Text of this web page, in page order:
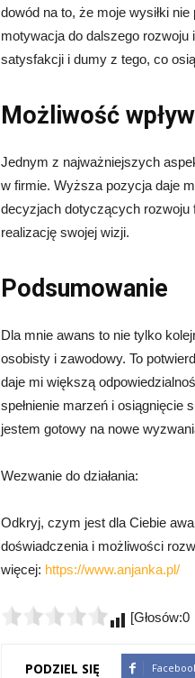
dowód na to, że moje wysiłki
motywacja do dalszego rozwoju
satysfakcji i dumy z tego, co
Możliwość
Jednym z najważniejszych
w firmie. Wyższa pozycja daje
decyzjach dotyczących rozwoju
realizację swojej wizji.
Podsumowanie
Dla mnie awans to nie tylko
osobisty i zawodowy. To
daje mi większą
spełnienie marzeń i osiągnięcie
jestem gotowy na nowe
Wezwanie do działania:
Odkryj, czym jest dla Ciebie
doświadczenia i możliwości
więcej: https://www.anjanka.pl/
PODZIEL SIĘ